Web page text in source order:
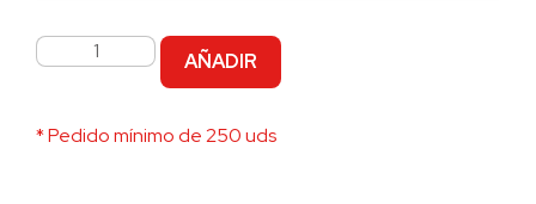
AÑADIR
* Pedido mínimo de 250 uds